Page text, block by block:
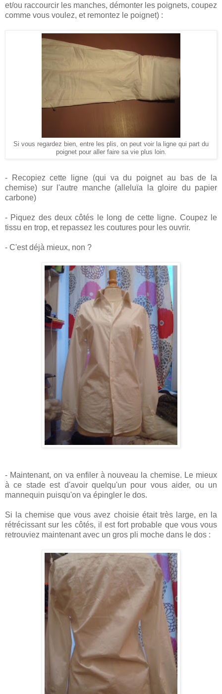
et/ou raccourcir les manches, démonter les poignets, coupez
comme vous voulez, et remontez le poignet) :
Si vous regardez bien, entre les plis, on peut voir la ligne qui part du
poignet pour aller faire sa vie plus loin.
- Recopiez cette ligne (qui va du poignet au bas de la
chemise) sur l'autre manche (alleluïa la gloire du papier
carbone)
- Piquez des deux côtés le long de cette ligne. Coupez le
tissu en trop, et repassez les coutures pour les ouvrir.
- C'est déjà mieux, non ?
- Maintenant, on va enfiler à nouveau la chemise. Le mieux
à ce stade est d'avoir quelqu'un pour vous aider, ou un
mannequin puisqu'on va épingler le dos.
Si la chemise que vous avez choisie était très large, en la
rétrécissant sur les côtés, il est fort probable que vous vous
retrouviez maintenant avec un gros pli moche dans le dos :